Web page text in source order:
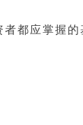
都应掌握的